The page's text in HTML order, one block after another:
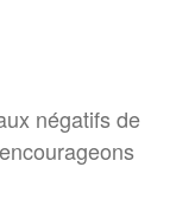
négatifs de